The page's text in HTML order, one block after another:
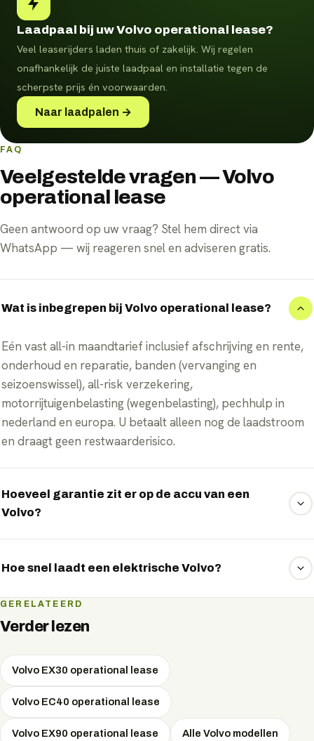
Laadpaal bij uw Volvo operational lease?
Veel leaserijders laden thuis of zakelijk. Wij regelen
onafhankelijk de juiste laadpaal en installatie tegen de
scherpste prijs én voorwaarden.
Naar laadpalen →
FAQ
Veelgestelde vragen — Volvo
operational lease
Geen antwoord op uw vraag? Stel hem direct via
WhatsApp — wij reageren snel en adviseren gratis.
Wat is inbegrepen bij Volvo operational lease?
Eén vast all-in maandtarief inclusief afschrijving en rente,
onderhoud en reparatie, banden (vervanging en
seizoenswissel), all-risk verzekering,
motorrijtuigenbelasting (wegenbelasting), pechhulp in
nederland en europa. U betaalt alleen nog de laadstroom
en draagt geen restwaarderisico.
Hoeveel garantie zit er op de accu van een
Volvo?
het accupakket, met behoud van minimaal 70% capaciteit.
accurisico.
Hoe snel laadt een elektrische Volvo?
De snelste Volvo-modellen laden aan een snellader met
pieken tot 350 kW DC, goed om onderweg in korte tijd
met wisselstroom.
GERELATEERD
Verder lezen
Volvo EX30 operational lease
Volvo EC40 operational lease
Volvo EX90 operational lease Alle Volvo modellen